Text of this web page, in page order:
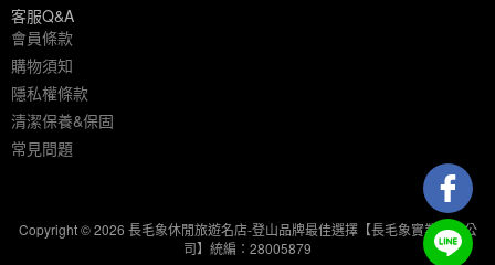
客服Q&A
會員條款
購物須知
隱私權條款
清潔保養&保固
常見問題
Copyright © 2026 長毛象休閒旅遊名店-登山品牌最佳選擇【長毛象實業有限公
司】統編：28005879